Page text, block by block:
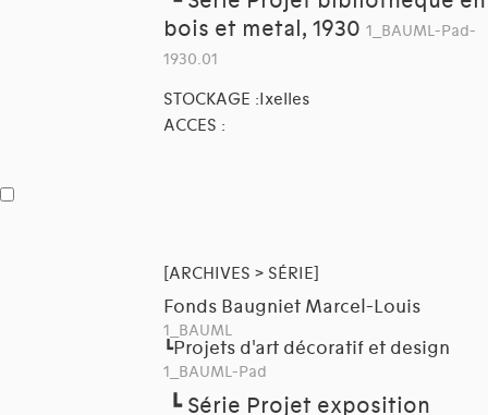
bois et metal, 1930 1_BAUML-Pad-
1930.01
STOCKAGE :Ixelles
ACCES :
[ARCHIVES > SÉRIE]
Fonds Baugniet Marcel-Louis
1_BAUML
┗Projets d'art décoratif et design
1_BAUML-Pad
┗ Série Projet exposition